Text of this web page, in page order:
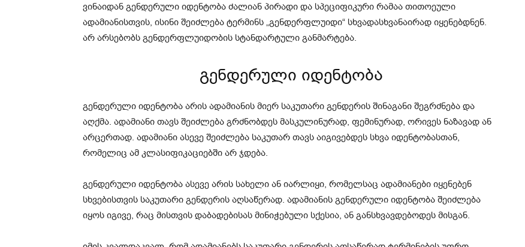
ვინაიდან გენდერული იდენტობა ძალიან პირადი და სპეციფიკური რამაა თითოეული
ადამიანისთვის, ისინი შეიძლება ტერმინს „გენდერფლუიდი“ სხვადასხვანაირად იყენებდნენ.
არ არსებობს გენდერფლუიდობის სტანდარტული განმარტება.
გენდერული იდენტობა
გენდერული იდენტობა არის ადამიანის მიერ საკუთარი გენდერის შინაგანი შეგრძნება და
აღქმა. ადამიანი თავს შეიძლება გრძნობდეს მასკულინურად, ფემინურად, ორივეს ნაზავად ან
არცერთად. ადამიანი ასევე შეიძლება საკუთარ თავს აიგივებდეს სხვა იდენტობასთან,
რომელიც ამ კლასიფიკაციებში არ ჯდება.
გენდერული იდენტობა ასევე არის სახელი ან იარლიყი, რომელსაც ადამიანები იყენებენ
სხვებისთვის საკუთარი გენდერის აღსაწერად. ადამიანის გენდერული იდენტობა შეიძლება
იყოს იგივე, რაც მისთვის დაბადებისას მინიჭებული სქესია, ან განსხვავდებოდეს მისგან.